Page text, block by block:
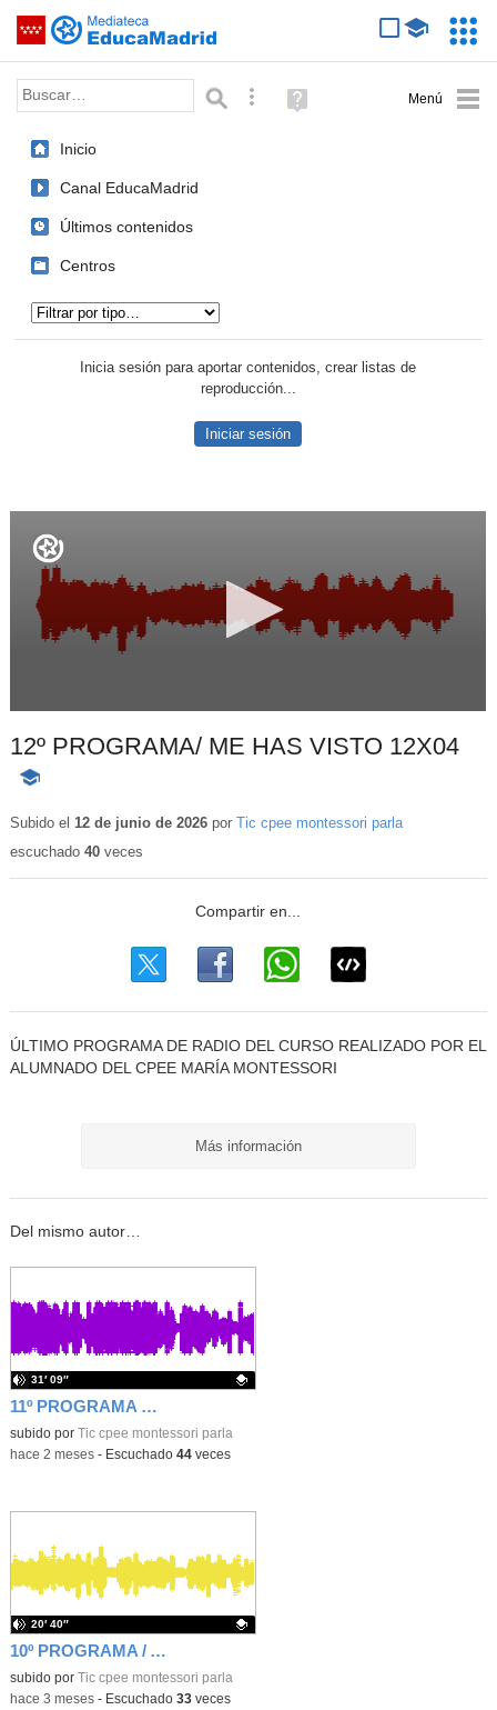
Saltar navegación
Palabra o frase: Búsqueda avanzada
Ayuda
(en
Inicio
Canal EducaMadrid
Últimos contenidos
Centros
Inicia sesión para aportar contenidos, crear listas de
reproducción...
Iniciar sesión
12º PROGRAMA/ ME HAS VISTO 12X04
-
educativo
Subido el 12 de junio de 2026por Tic cpee montessori parla
escuchado 40veces
ÚLTIMO PROGRAMA DE RADIO DEL CURSO REALIZADO POR EL
ALUMNADO DEL CPEE MARÍA MONTESSORI
Más información
Del mismo autor…
11º PROGRAMA NO HAY MÁS TARDES HAY TARDEO
Contenido educativo.
subido por Tic cpee montessori parla
31′ 09″
-hace 2 meses- Escuchado 44veces
10º PROGRAMA / AVE, CÉSAR, LOS QUE VAN A JUGAR TE SALUDAN / 10X04
Contenido educativo.
subido por Tic cpee montessori parla
20′ 40″
-hace 3 meses- Escuchado 33veces